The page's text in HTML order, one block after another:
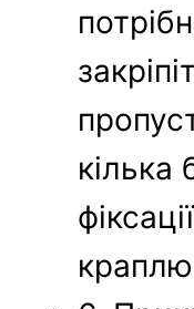
кілька